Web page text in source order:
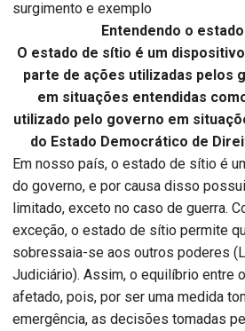
surgimento e exemplo
Entendendo o
O estado de sítio é um
parte de ações utilizadas pelos
em situações entendidas
utilizado pelo governo em
do Estado Democrático de
Em nosso país, o estado de sítio é
do governo, e por causa disso
limitado, exceto no caso de guerra.
exceção, o estado de sítio permite
sobressaia-se aos outros poderes
Judiciário). Assim, o equilíbrio entre
afetado, pois, por ser uma medida
emergência, as decisões tomadas